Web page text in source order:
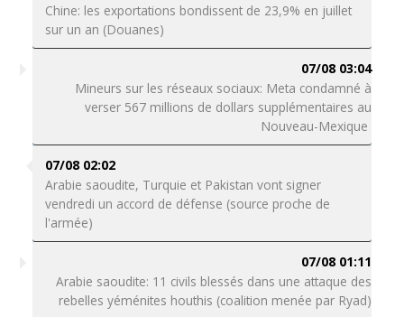
Chine: les exportations bondissent de 23,9% en juillet
sur un an (Douanes)
07/08 03:04
Mineurs sur les réseaux sociaux: Meta condamné à
verser 567 millions de dollars supplémentaires au
Nouveau-Mexique
07/08 02:02
Arabie saoudite, Turquie et Pakistan vont signer
vendredi un accord de défense (source proche de
l'armée)
07/08 01:11
Arabie saoudite: 11 civils blessés dans une attaque des
rebelles yéménites houthis (coalition menée par Ryad)